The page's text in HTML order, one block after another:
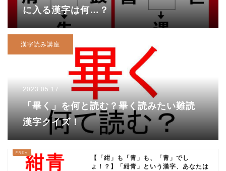
に入る漢字は何…？
漢字読み講座
2023.05.17
「畢く」を何と読む？畢く読みたい難読
漢字クイズ！
【「紺」も「青」も、「青」でし
ょ！？】「紺青」という漢字、あなたは